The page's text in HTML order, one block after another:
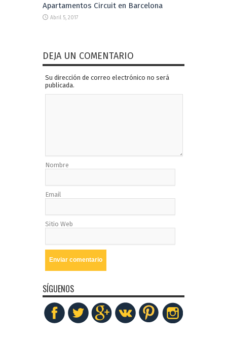
Apartamentos Circuit en Barcelona
Abril 5, 2017
DEJA UN COMENTARIO
Su dirección de correo electrónico no será
publicada.
Nombre
Email
Sitio Web
SÍGUENOS